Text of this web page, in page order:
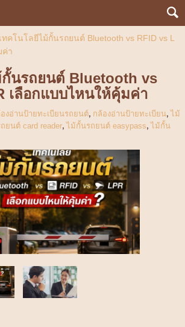
เทคโนโลยีไม้กั้นรถยนต์ Bluetooth vs RFID vs L
ค่า
กั้นรถยนต์ Bluetooth vs
เลือกแบบไหนให้คุ้มค่า
งอ่านป้ายทะเบียนรถยนต์, กล้องอ่านป้ายทะเบียน,ไม้
ยนต์ card reader,ไม้กั้นรถยนต์ easypass,ไม้กั้น